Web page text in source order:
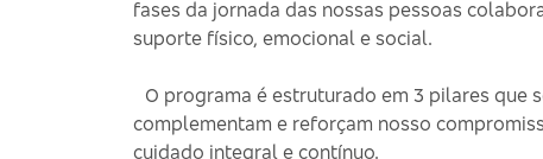
fases da jornada das nossas pessoas
suporte físico, emocional e social.
O programa é estruturado em 3 pilares que
complementam e reforçam nosso
cuidado integral e contínuo.